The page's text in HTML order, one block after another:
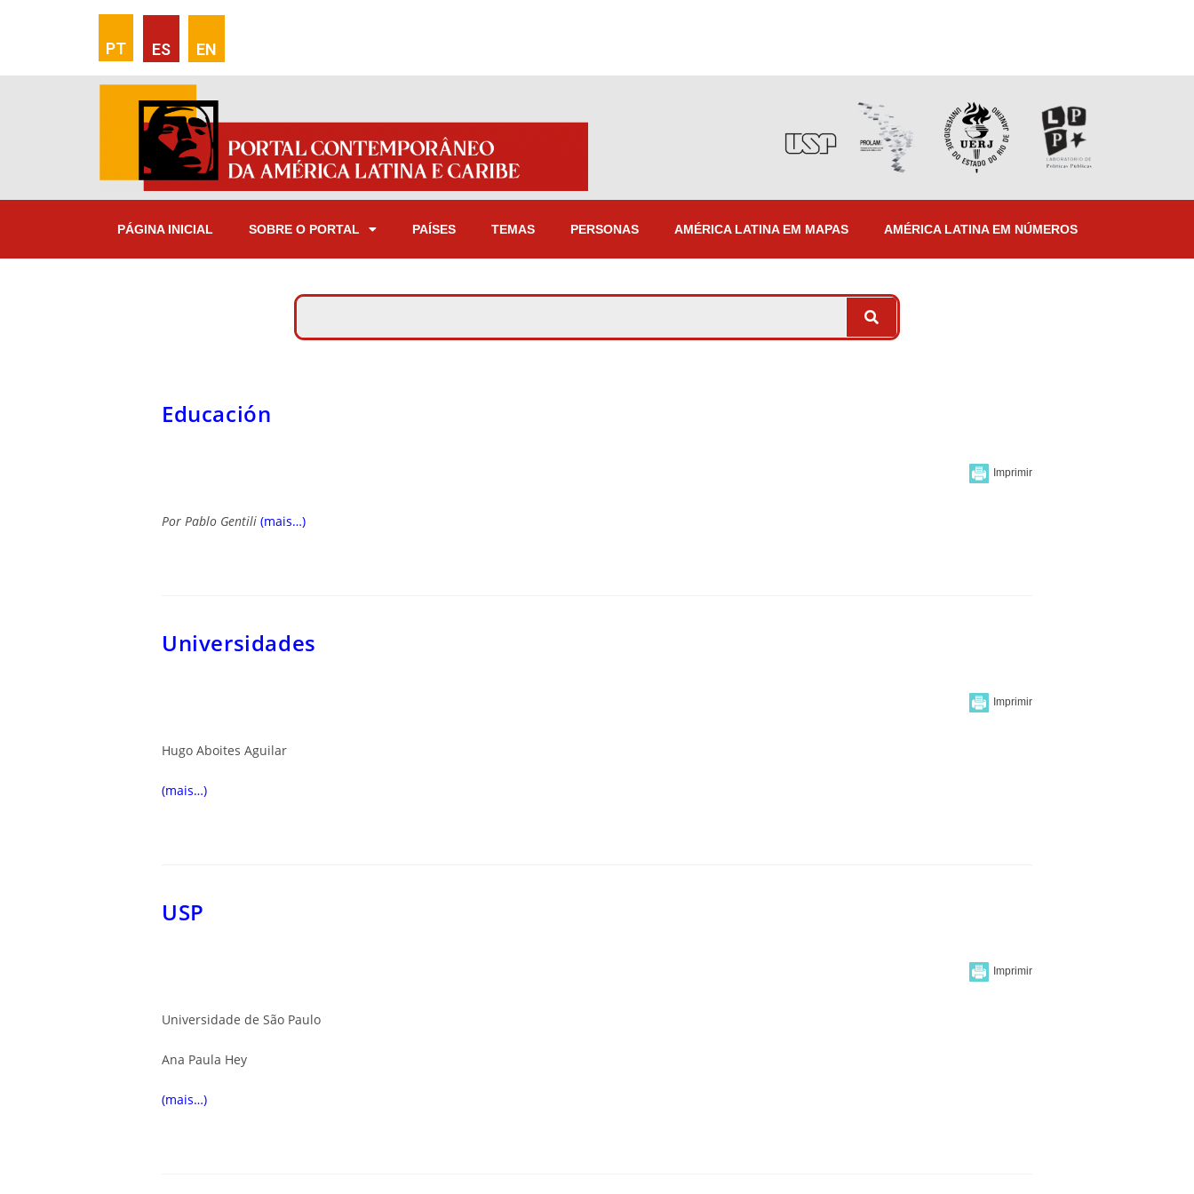
PT ES EN
PÁGINA INICIAL SOBRE O PORTAL PAÍSES TEMAS PERSONAS AMÉRICA LATINA EM MAPAS AMÉRICA LATINA EM NÚMEROS
Educación
Por Pablo Gentili (mais…)
Universidades
Hugo Aboites Aguilar
(mais…)
USP
Universidade de São Paulo
Ana Paula Hey
(mais…)